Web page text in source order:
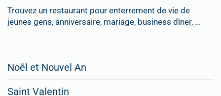
Trouvez un restaurant pour enterrement de vie de
jeunes gens, anniversaire, mariage, business dîner, ...
Noël et Nouvel An
Saint Valentin